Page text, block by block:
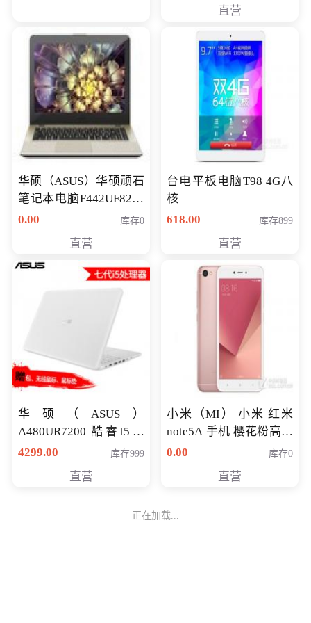
直营
华硕（ASUS）华硕顽石
笔记本电脑F442UF8250
八代独显轻薄办公商务
0.00 库存0
直营
台电平板电脑T98 4G八
核
618.00
库存899
直营
华硕（ASUS）
A480UR7200 酷睿I5超
薄学生办公游戏独显笔
NV930-2G独
4299.00 库存999
直营
小米（MI） 小米 红米
note5A 手机 樱花粉高配
版 全网通(3G+32G)
0.00 库存0
直营
正在加载...